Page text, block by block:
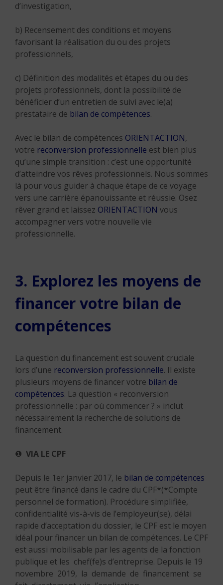
d’investigation,
b) Recensement des conditions et moyens
favorisant la réalisation du ou des projets
professionnels,
c) Définition des modalités et étapes du ou des
projets professionnels, dont la possibilité de
bénéficier d’un entretien de suivi avec le(a)
prestataire de bilan de compétences.
Avec le bilan de compétences ORIENTACTION,
votre reconversion professionnelle est bien plus
qu’une simple transition : c’est une opportunité
d’atteindre vos rêves professionnels. Nous sommes
là pour vous guider à chaque étape de ce voyage
vers une carrière épanouissante et réussie. Osez
rêver grand et laissez ORIENTACTION vous
accompagner vers votre nouvelle vie
professionnelle.
3. Explorez les moyens de
financer votre bilan de
compétences
La question du financement est souvent cruciale
lors d’une reconversion professionnelle. Il existe
plusieurs moyens de financer votre bilan de
compétences. La question « reconversion
professionnelle : par où commencer ? » inclut
nécessairement la recherche de solutions de
financement.
❶ VIA LE CPF
Depuis le 1er janvier 2017, le bilan de compétences
peut être financé dans le cadre du CPF*(*Compte
personnel de formation). Procédure simplifiée,
confidentialité vis-à-vis de l’employeur(se), délai
rapide d’acceptation du dossier, le CPF est le moyen
idéal pour financer un bilan de compétences. Le CPF
est aussi mobilisable par les agents de la fonction
publique et les chef(fe)s d’entreprise. Depuis le 19
novembre 2019, la demande de financement se